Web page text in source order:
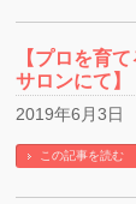
【プロを育
サロンにて】
2019年6月3日
この記事を読む